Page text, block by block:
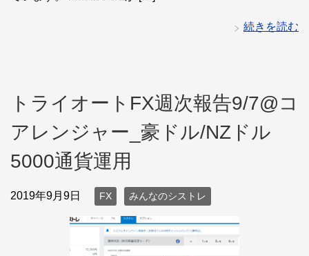
続きを読む
トライオートFX週次報告9/7@コ
アレンジャー_豪ドル/NZドル
5000通貨運用
2019年9月9日 FX みんなのシストレ